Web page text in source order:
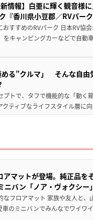
情報】白亜に輝く観音様
香川県小豆郡／RVパーク
すすめのRVパーク 日本RV協
キャンピングカーなどで自動
める”クルマ」 そんな自由
プトで、タフで機能的な「動く
クティブなライフスタイル層に
マットが登場。純正品を
バン「ノア・ヴォクシー
フロアマット 家族や友人と、
のミニバンでみんなでワイワ